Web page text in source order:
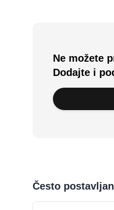
Ne možete
Dodajte i
Često